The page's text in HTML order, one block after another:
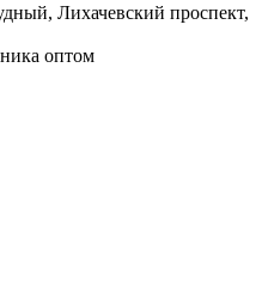
Лихачевский проспект,
оптом